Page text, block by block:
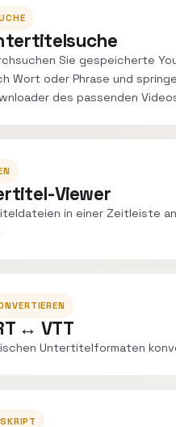
Sie gespeicherte
Wort oder Phrase und
des passenden
Viewer
in einer Zeitleiste
↔ VTT
Untertitelformaten